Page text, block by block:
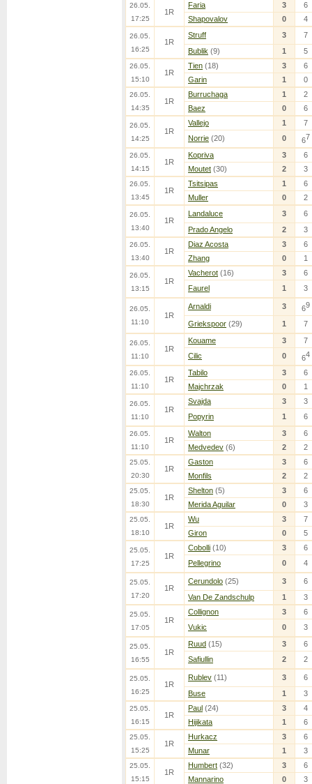
26.05.
17:25
1R
Faria 3
6
Shapovalov
0 4
26.05.
16:25
1R
Struff 3
7
Bublik (9) 1 5
26.05.
15:10
1R
Tien (18) 3
6
Garin
1 0
26.05.
14:35
1R
Burruchaga 1
2
Baez
0 6
26.05.
14:25
1R
Vallejo 1
7
Norrie (20) 0 67
26.05.
14:15
1R
Kopriva 3
6
Moutet (30) 2 3
26.05.
13:45
1R
Tsitsipas 1
6
Muller
0 2
26.05.
13:40
1R
Landaluce 3
6
Prado Angelo
2 3
26.05.
13:40
1R
Diaz Acosta 3
6
Zhang
0 1
26.05.
13:15
1R
Vacherot (16) 3
6
Faurel
1 3
26.05.
11:10
1R
Arnaldi 3 69
Griekspoor (29) 1 7
26.05.
11:10
1R
Kouame 3
7
Cilic
0 64
26.05.
11:10
1R
Tabilo 3
6
Majchrzak
0 1
26.05.
11:10
1R
Svajda 3
3
Popyrin
1 6
26.05.
11:10
1R
Walton 3
6
Medvedev (6) 2 2
25.05.
20:30
1R
Gaston 3
6
Monfils
2 2
25.05.
18:30
1R
Shelton (5) 3
6
Merida Aguilar
0 3
25.05.
18:10
1R
Wu 3
7
Giron
0 5
25.05.
17:25
1R
Cobolli (10) 3
6
Pellegrino
0 4
25.05.
17:20
1R
Cerundolo (25) 3
6
Van De Zandschulp
1 3
25.05.
17:05
1R
Collignon 3
6
Vukic
0 3
25.05.
16:55
1R
Ruud (15) 3
6
Safiullin
2 2
25.05.
16:25
1R
Rublev (11) 3
6
Buse
1 3
25.05.
16:15
1R
Paul (24) 3
4
Hijikata
1 6
25.05.
15:25
1R
Hurkacz 3
6
Munar
1 3
25.05.
15:15
1R
Humbert (32) 3
6
Mannarino
0 3